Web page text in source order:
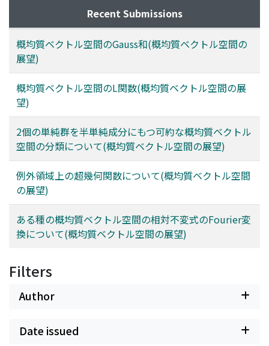
Recent Submissions
概均質ベクトル空間のGauss和(概均質ベクトル空間の
展望)
概均質ベクトル空間のL関数(概均質ベクトル空間の展
望)
2個の単純群を半単純成分にもつ可約な概均質ベクトル
空間の分類について(概均質ベクトル空間の展望)
例外領域上の超幾何関数について(概均質ベクトル空間
の展望)
ある種の概均質ベクトル空間の相対不変式のFourier変
換について(概均質ベクトル空間の展望)
Filters
Author
Date issued